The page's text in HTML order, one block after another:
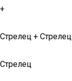
+
Стрелец + Стрелец
Стрелец